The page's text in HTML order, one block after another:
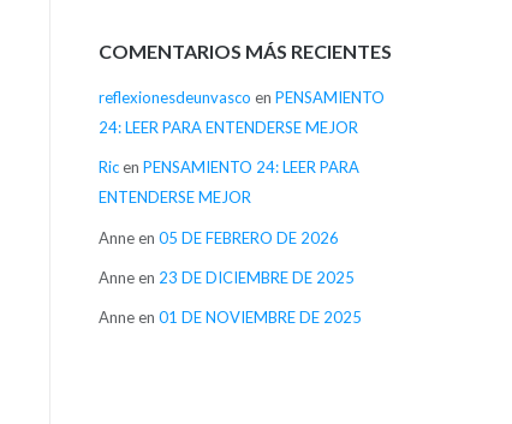
COMENTARIOS MÁS RECIENTES
reflexionesdeunvasco en PENSAMIENTO
24: LEER PARA ENTENDERSE MEJOR
Ricen PENSAMIENTO 24: LEER PARA
ENTENDERSE MEJOR
Anneen 05 DE FEBRERO DE 2026
Anneen 23 DE DICIEMBRE DE 2025
Anneen 01 DE NOVIEMBRE DE 2025